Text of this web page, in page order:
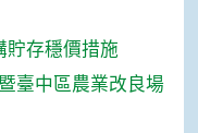
貯存穩價措施
臺中區農業改良場